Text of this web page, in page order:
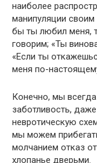
наиболее
манипуляции
бы ты любил меня,
говорим; «Ты
«Если ты
меня по-
Конечно, мы
заботливость,
невротическую
мы можем
молчанием отказ
хлопанье дверьми.